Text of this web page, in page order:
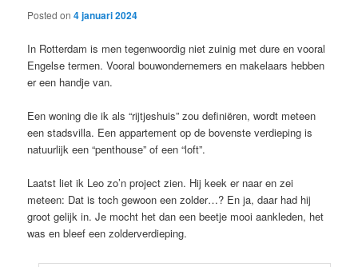
Posted on4 januari 2024
In Rotterdam is men tegenwoordig niet zuinig met dure en vooral
Engelse termen. Vooral bouwondernemers en makelaars hebben
er een handje van.
Een woning die ik als “rijtjeshuis” zou definiëren, wordt meteen
een stadsvilla. Een appartement op de bovenste verdieping is
natuurlijk een “penthouse” of een “loft”.
Laatst liet ik Leo zo’n project zien. Hij keek er naar en zei
meteen: Dat is toch gewoon een zolder…? En ja, daar had hij
groot gelijk in. Je mocht het dan een beetje mooi aankleden, het
was en bleef een zolderverdieping.